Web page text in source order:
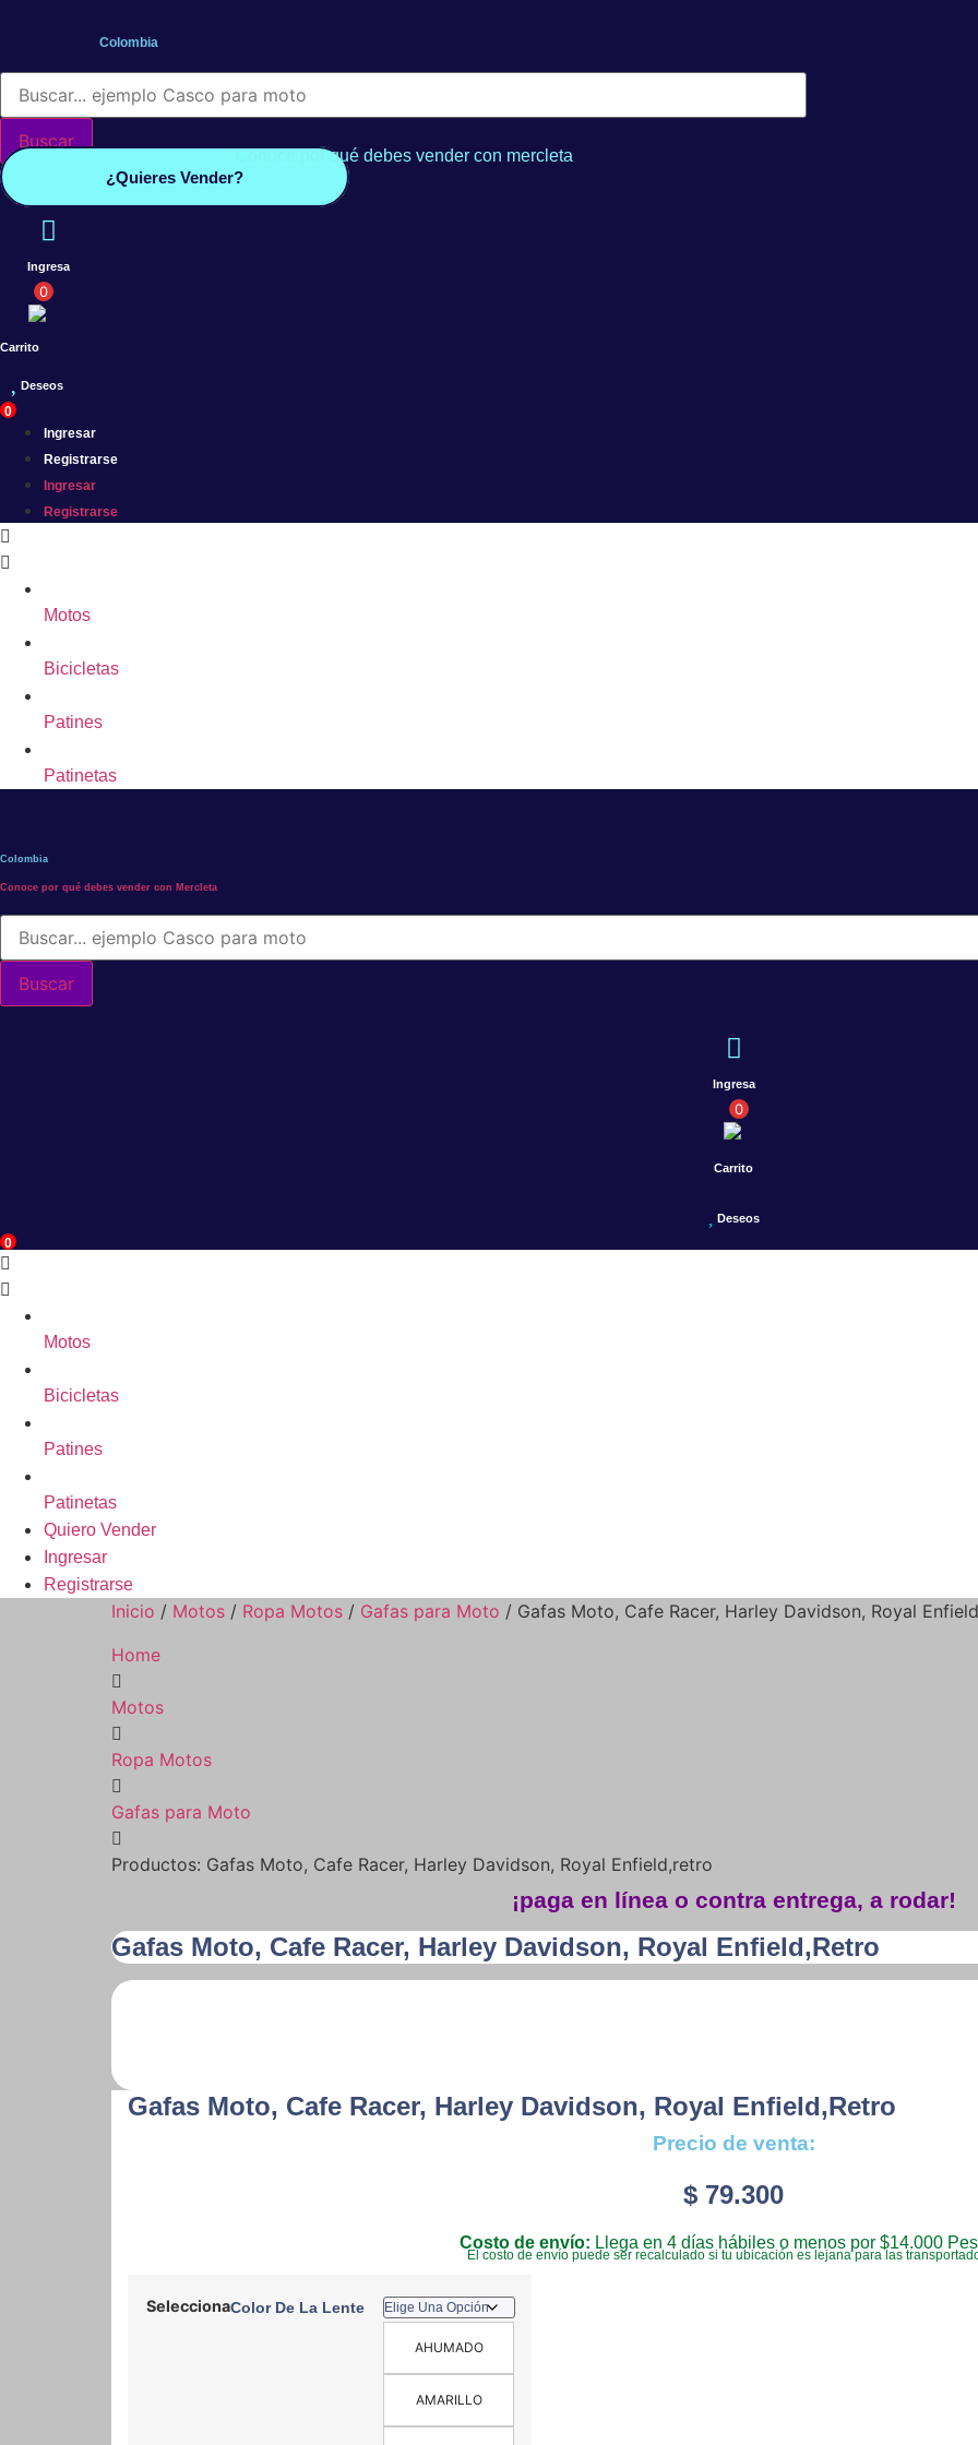
Colombia
Búsqueda
productos
Buscar
Conoce por qué debes vender con mercleta
¿Quieres Vender?
Ingresa
0
Carrito
Deseos
0
Ingresar
Registrarse
Ingresar
Registrarse
Motos
Bicicletas
Patines
Patinetas
Colombia
Conoce por qué debes vender con Mercleta
Búsqueda
productos
Buscar
Ingresa
0
Carrito
Deseos
0
Motos
Bicicletas
Patines
Patinetas
Quiero Vender
Ingresar
Registrarse
Inicio / Motos / Ropa Motos / Gafas para Moto / Gafas Moto, Cafe Racer, Harley Davidson, Royal
Home
Motos
Ropa Motos
Gafas para Moto
Productos: Gafas Moto, Cafe Racer, Harley Davidson, Royal Enfield,retro
¡paga en línea o contra entrega, a rodar!
Gafas Moto, Cafe Racer, Harley Davidson, Royal Enfield,retro
Gafas Moto, Cafe Racer, Harley Davidson, Royal Enfield,retro
Precio de venta:
$ 79.300
Costo de envío: Llega en 4 días hábiles o menos por $14.000
El costo de envío puede ser recalculado si tu ubicación es lejana para las
Color De La Lente
AHUMADO
AMARILLO